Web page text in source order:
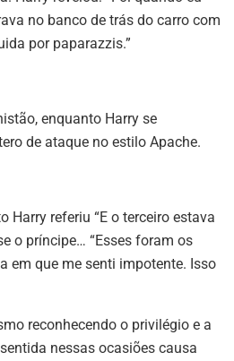
no banco de trás do carro com
por paparazzis.”
enquanto Harry se
de ataque no estilo Apache.
Harry referiu “E o terceiro estava
o príncipe… “Esses foram os
em que me senti impotente. Isso
reconhecendo o privilégio e a
nessas ocasiões causa